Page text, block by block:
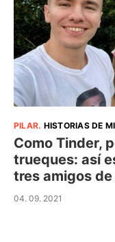
PROVINCIAS
ELECCIONES 2023
PILAR. HISTORIAS DE
Como Tinder,
trueques: así
tres amigos de
04. 09. 2021